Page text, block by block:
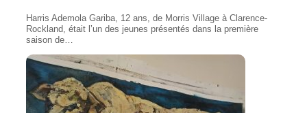
Harris Ademola Gariba, 12 ans, de Morris Village à Clarence-
Rockland, était l’un des jeunes présentés dans la première
saison de…